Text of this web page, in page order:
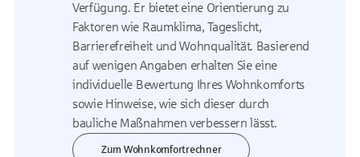
Verfügung. Er bietet eine Orientierung zu
Faktoren wie Raumklima, Tageslicht,
Barrierefreiheit und Wohnqualität. Basierend
auf wenigen Angaben erhalten Sie eine
individuelle Bewertung Ihres Wohnkomforts
sowie Hinweise, wie sich dieser durch
bauliche Maßnahmen verbessern lässt.
Zum Wohnkomfortrechner